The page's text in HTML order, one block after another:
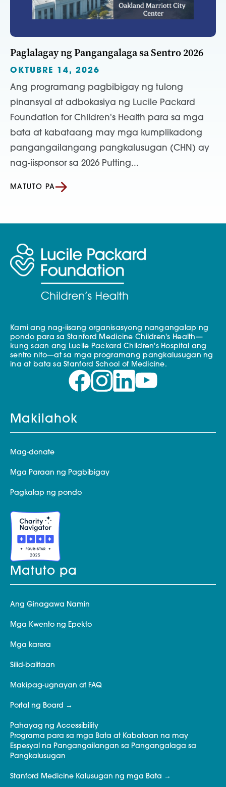
Paglalagay ng Pangangalaga sa Sentro 2026
OKTUBRE 14, 2026
Ang programang pagbibigay ng tulong
pinansyal at adbokasiya ng Lucile Packard
Foundation for Children's Health para sa mga
bata at kabataang may mga kumplikadong
pangangailangang pangkalusugan (CHN) ay
nag-iisponsor sa 2026 Putting...
MATUTO PA
Kami ang nag-iisang organisasyong nangangalap ng
pondo para sa Stanford Medicine Children's Health—
kung saan ang Lucile Packard Children's Hospital ang
sentro nito—at sa mga programang pangkalusugan ng
ina at bata sa Stanford School of Medicine.
Makilahok
Mag-donate
Mga Paraan ng Pagbibigay
Pagkalap ng pondo
Matuto pa
Ang Ginagawa Namin
Mga Kwento ng Epekto
Mga karera
Silid-balitaan
Makipag-ugnayan at FAQ
Portal ng Board
Pahayag ng Accessibility
Programa para sa mga Bata at Kabataan na may
Espesyal na Pangangailangan sa Pangangalaga sa
Pangkalusugan
Stanford Medicine Kalusugan ng mga Bata